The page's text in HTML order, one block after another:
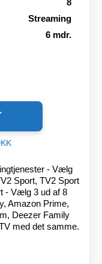
Streaming
6 mdr.
- Vælg
Sport, TV2 Sport
- Vælg 3 ud af 8
Amazon Prime,
Deezer Family
med det samme.